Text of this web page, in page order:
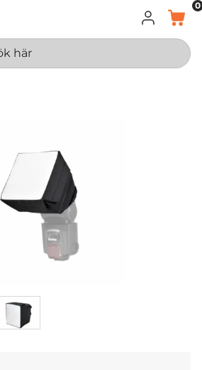
LOGGA IN
KORG
0